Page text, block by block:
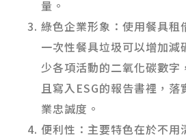
量。
綠色企業形象：使用餐具租
一次性餐具垃圾可以增加減
少各項活動的二氧化碳數字
且寫入ESG的報告書裡，
業忠誠度。
便利性：主要特色在於不用